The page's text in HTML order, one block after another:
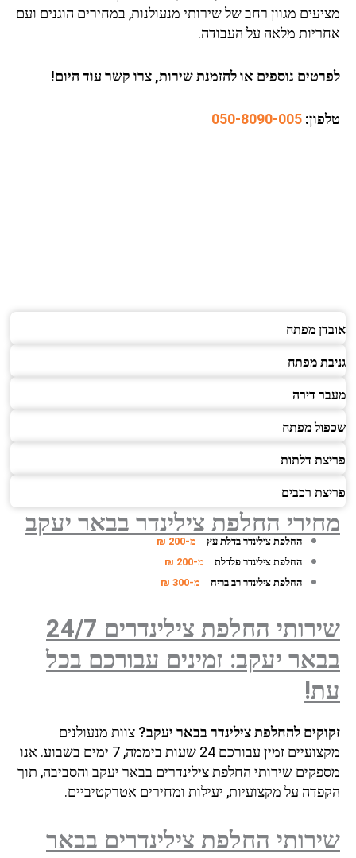
מציעים מגוון רחב של שירותי מנעולנות, במחירים הוגנים ועם
אחריות מלאה על העבודה.
לפרטים נוספים או להזמנת שירות, צרו קשר עוד היום!
טלפון: 050-8090-005
אובדן מפתח
גניבת מפתח
מעבר דירה
שכפול מפתח
פריצת דלתות
פריצת רכבים
מחירי החלפת צילינדר בבאר יעקב
החלפת צילינדר בדלת עץ
מ-200 ₪
החלפת צילינדר פלדלת
מ-200 ₪
החלפת צילינדר רב בריח
מ-300 ₪
שירותי החלפת צילינדרים 24/7
בבאר יעקב: זמינים עבורכם בכל
עת!
זקוקים להחלפת צילינדר בבאר יעקב? צוות מנעולנים
מקצועיים זמין עבורכם 24 שעות ביממה, 7 ימים בשבוע. אנו
מספקים שירותי החלפת צילינדרים בבאר יעקב והסביבה, תוך
הקפדה על מקצועיות, יעילות ומחירים אטרקטיביים.
שירותי החלפת צילינדרים בבאר